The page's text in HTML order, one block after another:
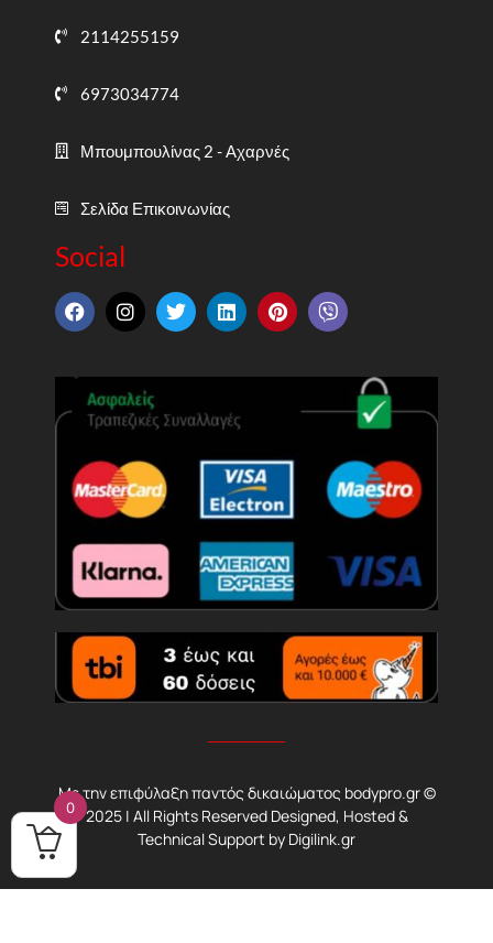
2114255159
6973034774
Μπουμπουλίνας 2 - Αχαρνές
Σελίδα Επικοινωνίας
Social
Με την επιφύλαξη παντός δικαιώματος bodypro.gr ©
2025 | All Rights Reserved Designed, Hosted &
Technical Support by Digilink.gr
0